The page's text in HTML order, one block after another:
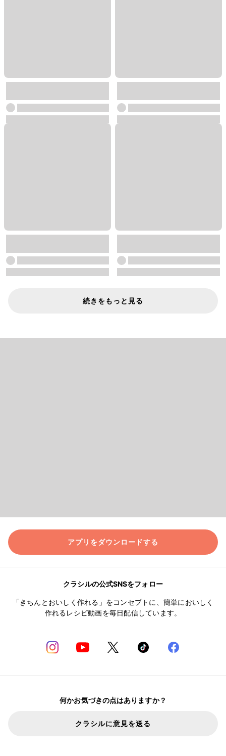
続きをもっと見る
アプリをダウンロードする
クラシルの公式SNSをフォロー
「きちんとおいしく作れる」をコンセプトに、簡単においしく
作れるレシピ動画を毎日配信しています。
何かお気づきの点はありますか？
クラシルに意見を送る